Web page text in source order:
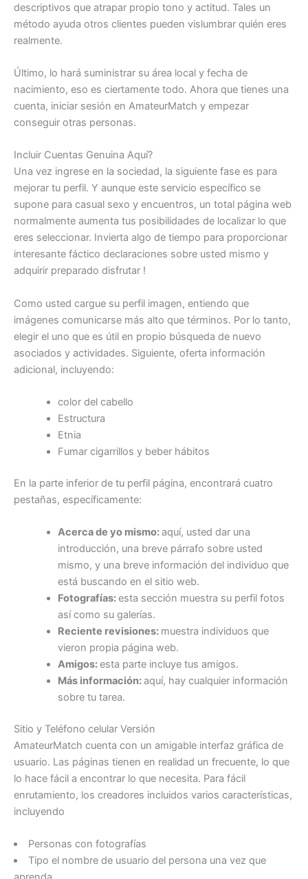
descriptivos que atrapar propio tono y actitud. Tales un
método ayuda otros clientes pueden vislumbrar quién eres
realmente.
Último, lo hará suministrar su área local y fecha de
nacimiento, eso es ciertamente todo. Ahora que tienes una
cuenta, iniciar sesión en AmateurMatch y empezar
conseguir otras personas.
Incluir Cuentas Genuina Aquí?
Una vez ingrese en la sociedad, la siguiente fase es para
mejorar tu perfil. Y aunque este servicio específico se
supone para casual sexo y encuentros, un total página web
normalmente aumenta tus posibilidades de localizar lo que
eres seleccionar. Invierta algo de tiempo para proporcionar
interesante fáctico declaraciones sobre usted mismo y
adquirir preparado disfrutar !
Como usted cargue su perfil imagen, entiendo que
imágenes comunicarse más alto que términos. Por lo tanto,
elegir el uno que es útil en propio búsqueda de nuevo
asociados y actividades. Siguiente, oferta información
adicional, incluyendo:
color del cabello
Estructura
Etnia
Fumar cigarrillos y beber hábitos
En la parte inferior de tu perfil página, encontrará cuatro
pestañas, específicamente:
Acerca de yo mismo:aquí, usted dar una
introducción, una breve párrafo sobre usted
mismo, y una breve información del individuo que
está buscando en el sitio web.
Fotografías:esta sección muestra su perfil fotos
así como su galerías.
Reciente revisiones: muestra individuos que
vieron propia página web.
Amigos:esta parte incluye tus amigos.
Más información:aquí, hay cualquier información
sobre tu tarea.
Sitio y Teléfono celular Versión
AmateurMatch cuenta con un amigable interfaz gráfica de
usuario. Las páginas tienen en realidad un frecuente, lo que
lo hace fácil a encontrar lo que necesita. Para fácil
enrutamiento, los creadores incluidos varios características,
incluyendo
Personas con fotografías
Tipo el nombre de usuario del persona una vez que